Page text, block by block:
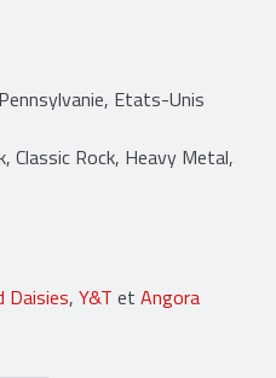
Etats-Unis
Classic Rock, Heavy Metal,
Daisies, Y&T et Angora